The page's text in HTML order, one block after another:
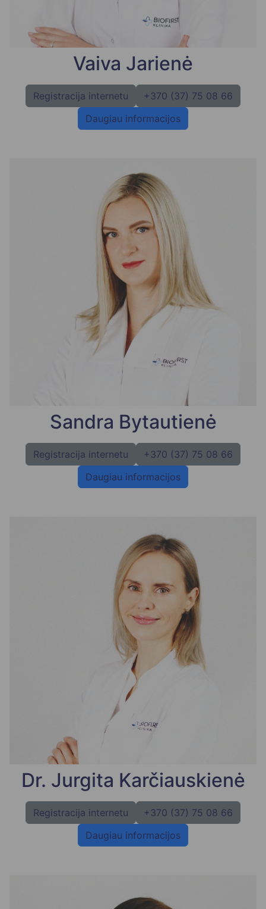
Vaiva Jarienė
Registracija internetu
+370 (37) 75 08 66
Daugiau informacijos
Sandra Bytautienė
Registracija internetu
+370 (37) 75 08 66
Daugiau informacijos
Dr. Jurgita Karčiauskienė
Registracija internetu
+370 (37) 75 08 66
Daugiau informacijos